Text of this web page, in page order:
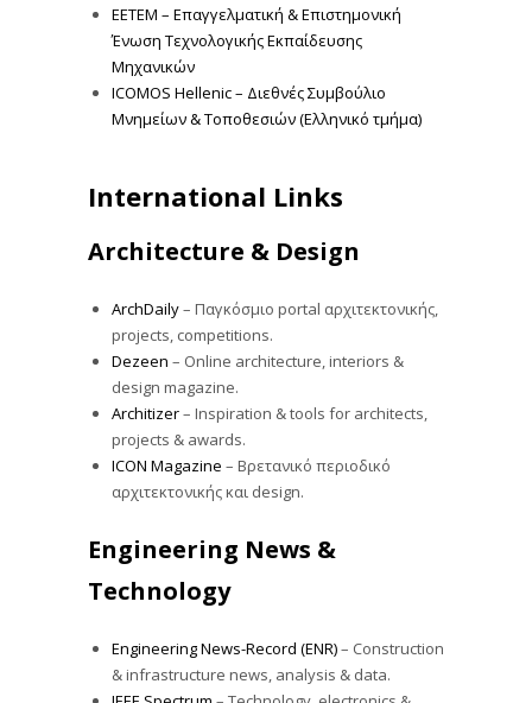
ΕΕΤΕΜ – Επαγγελματική & Επιστημονική
Ένωση Τεχνολογικής Εκπαίδευσης
Μηχανικών
ICOMOS Hellenic – Διεθνές Συμβούλιο
Μνημείων & Τοποθεσιών (Ελληνικό τμήμα)
International Links
Architecture & Design
ArchDaily– Παγκόσμιο portal αρχιτεκτονικής,
projects, competitions.
Dezeen – Online architecture, interiors &
design magazine.
Architizer– Inspiration & tools for architects,
projects & awards.
ICON Magazine – Βρετανικό περιοδικό
αρχιτεκτονικής και design.
Engineering News &
Technology
Engineering News-Record (ENR)– Construction
& infrastructure news, analysis & data.